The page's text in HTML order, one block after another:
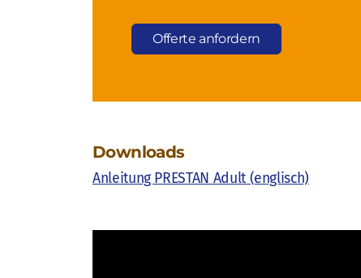
Offerte anfordern
Downloads
Anleitung PRESTAN Adult (englisch)